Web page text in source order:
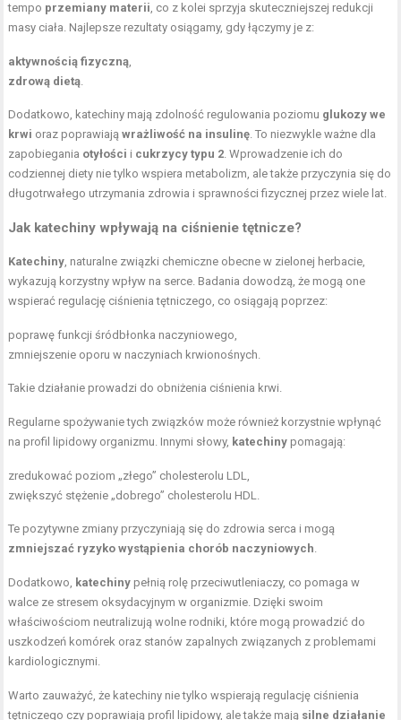
tempo przemiany materii, co z kolei sprzyja skuteczniejszej redukcji
masy ciała. Najlepsze rezultaty osiągamy, gdy łączymy je z:
aktywnością fizyczną,
zdrową dietą.
Dodatkowo, katechiny mają zdolność regulowania poziomu glukozy we
krwi oraz poprawiająwrażliwość na insulinę. To niezwykle ważne dla
zapobiegania otyłości i cukrzycy typu 2. Wprowadzenie ich do
codziennej diety nie tylko wspiera metabolizm, ale także przyczynia się do
długotrwałego utrzymania zdrowia i sprawności fizycznej przez wiele lat.
Jak katechiny wpływają na ciśnienie tętnicze?
Katechiny, naturalne związki chemiczne obecne w zielonej herbacie,
wykazują korzystny wpływ na serce. Badania dowodzą, że mogą one
wspierać regulację ciśnienia tętniczego, co osiągają poprzez:
poprawę funkcji śródbłonka naczyniowego,
zmniejszenie oporu w naczyniach krwionośnych.
Takie działanie prowadzi do obniżenia ciśnienia krwi.
Regularne spożywanie tych związków może również korzystnie wpłynąć
na profil lipidowy organizmu. Innymi słowy, katechiny pomagają:
zredukować poziom „złego” cholesterolu LDL,
zwiększyć stężenie „dobrego” cholesterolu HDL.
Te pozytywne zmiany przyczyniają się do zdrowia serca i mogą
zmniejszać ryzyko wystąpienia chorób naczyniowych.
Dodatkowo, katechiny pełnią rolę przeciwutleniaczy, co pomaga w
walce ze stresem oksydacyjnym w organizmie. Dzięki swoim
właściwościom neutralizują wolne rodniki, które mogą prowadzić do
uszkodzeń komórek oraz stanów zapalnych związanych z problemami
kardiologicznymi.
Warto zauważyć, że katechiny nie tylko wspierają regulację ciśnienia
tętniczego czy poprawiają profil lipidowy, ale także mają silne działanie